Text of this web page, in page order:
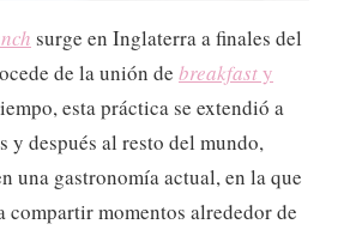
surge en Inglaterra a finales del
de la unión de breakfasty
esta práctica se extendió a
y después al resto del mundo,
una gastronomía actual, en la que
compartir momentos alrededor de